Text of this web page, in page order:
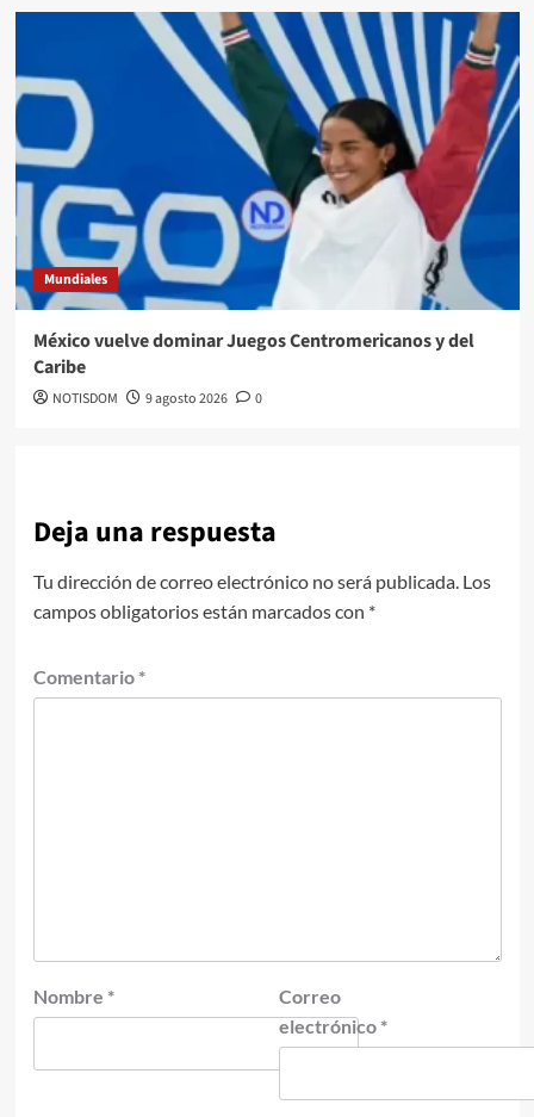
Mundiales
México vuelve dominar Juegos Centromericanos y del
Caribe
NOTISDOM 9 agosto 2026 0
Deja una respuesta
Tu dirección de correo electrónico no será publicada. Los
campos obligatorios están marcados con *
Comentario *
Nombre *
Correo
electrónico *